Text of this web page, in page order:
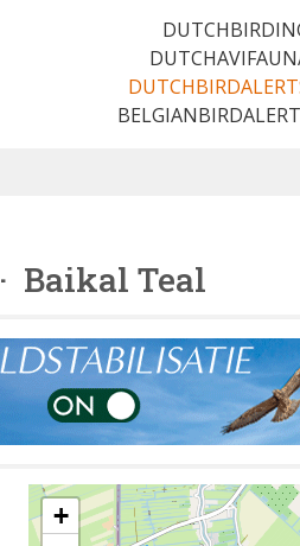
· Baikal Teal
+